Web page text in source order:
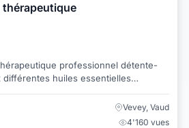
thérapeutique
professionnel détente-
différentes huiles essentielles
Vevey, Vaud
4'160 vues